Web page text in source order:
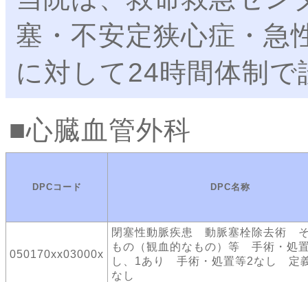
塞・不安定狭心症・急
に対して24時間体制
心臓血管外科
DPCコード DPC名称
050170xx03000x
閉塞性動脈疾患 動脈塞栓除去術
もの（観血的なもの）等 手術・処
し、1あり 手術・処置等2なし 定
なし